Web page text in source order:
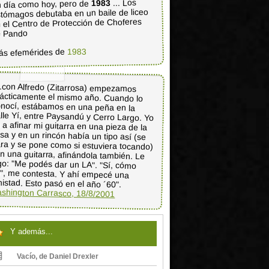
día como hoy, pero de1983 ... Los
debutaba en un baile de liceo
el Centro de Protección de Choferes
Pando
efemérides de 1983
Alfredo (Zitarrosa) empezamos
el mismo año. Cuando lo
estábamos en una peña en la
Yí, entre Paysandú y Cerro Largo. Yo
a afinar mi guitarra en una pieza de la
y en un rincón había un tipo así (se
y se pone como si estuviera tocando)
una guitarra, afinándola también. Le
"Me podés dar un LA". "Sí, cómo
me contesta. Y ahí empecé una
Esto pasó en el año ´60".
Carrasco, 18/8/2001
Y además...
Vacío, de Daniel Drexler